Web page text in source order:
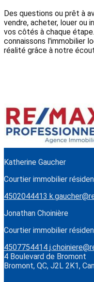
Des questions ou prêt à
vendre, acheter, louer ou
vos côtés à chaque
connaissons l'immobilier
réalité grâce à notre
Katherine Gaucher
Courtier immobilier
4502044413
Jonathan Choinière
Courtier immobilier
4507754414
4 Boulevard de Bromont
Bromont, QC, J2L 2K1,